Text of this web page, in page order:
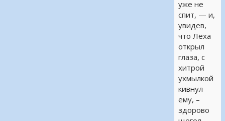
уже не
спит, — и,
увидев,
что Лёха
открыл
глаза, с
хитрой
ухмылкой
кивнул
ему, –
здорово